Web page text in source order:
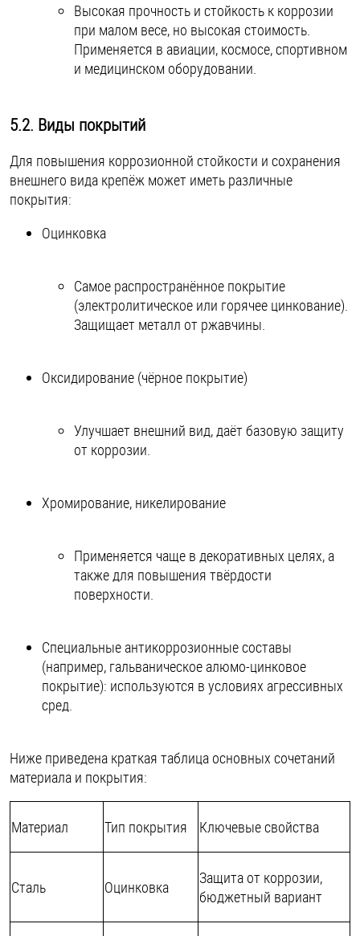
Высокая прочность и стойкость к коррозии
при малом весе, но высокая стоимость.
Применяется в авиации, космосе, спортивном
и медицинском оборудовании.
5.2. Виды покрытий
Для повышения коррозионной стойкости и сохранения
внешнего вида крепёж может иметь различные
покрытия:
Оцинковка
Самое распространённое покрытие
(электролитическое или горячее цинкование).
Защищает металл от ржавчины.
Оксидирование (чёрное покрытие)
Улучшает внешний вид, даёт базовую защиту
от коррозии.
Хромирование, никелирование
Применяется чаще в декоративных целях, а
также для повышения твёрдости
поверхности.
Специальные антикоррозионные составы
(например, гальваническое алюмо-цинковое
покрытие): используются в условиях агрессивных
сред.
Ниже приведена краткая таблица основных сочетаний
материала и покрытия:
Материал Тип покрытия Ключевые свойства
Сталь Оцинковка
Защита от коррозии,
бюджетный вариант